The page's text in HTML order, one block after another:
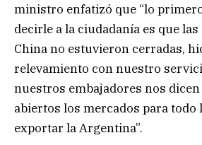
ministro enfatizó que “lo
decirle a la ciudadanía es que
China no estuvieron cerradas,
relevamiento con nuestro
nuestros embajadores nos
abiertos los mercados para todo
exportar la Argentina”.